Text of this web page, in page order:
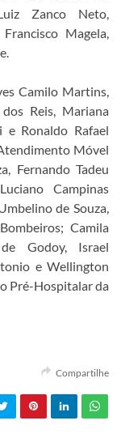
Zanco Neto,
Magela,
Camilo Martins,
Reis, Mariana
e Ronaldo Rafael
Móvel
Fernando Tadeu
Campinas
de Souza,
Camila
Godoy, Israel
e Wellington
Pré-Hospitalar da
Compartilhe